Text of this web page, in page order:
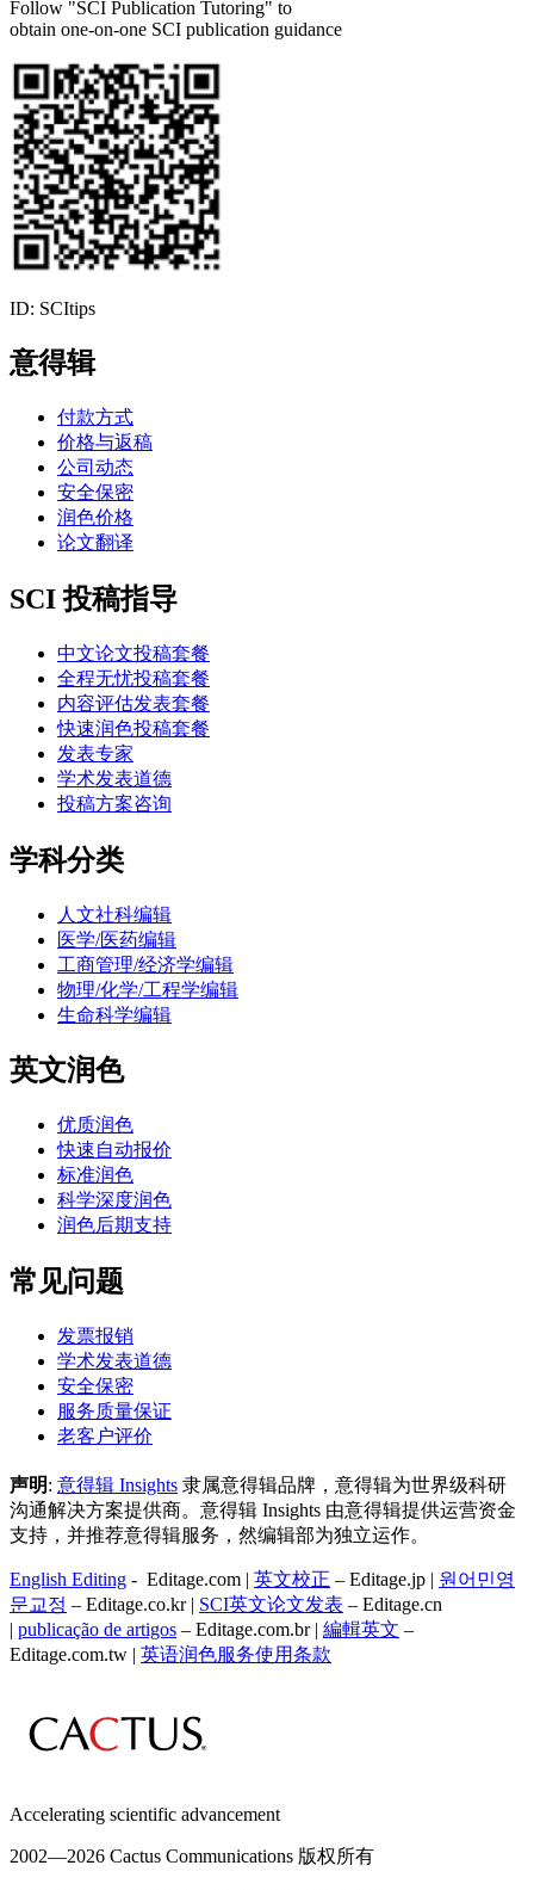
Follow "SCI Publication Tutoring" to
obtain one-on-one SCI publication guidance
ID: SCItips
意得辑
付款方式
价格与返稿
公司动态
安全保密
润色价格
论文翻译
SCI 投稿指导
中文论文投稿套餐
全程无忧投稿套餐
内容评估发表套餐
快速润色投稿套餐
发表专家
学术发表道德
投稿方案咨询
学科分类
人文社科编辑
医学/医药编辑
工商管理/经济学编辑
物理/化学/工程学编辑
生命科学编辑
英文润色
优质润色
快速自动报价
标准润色
科学深度润色
润色后期支持
常见问题
发票报销
学术发表道德
安全保密
服务质量保证
老客户评价
声明: 意得辑 Insights 隶属意得辑品牌，意得辑为世界级科研
沟通解决方案提供商。意得辑 Insights 由意得辑提供运营资金
支持，并推荐意得辑服务，然编辑部为独立运作。
English Editing - Editage.com | 英文校正 – Editage.jp | 원어민영
문교정 – Editage.co.kr | SCI英文论文发表 – Editage.cn
| publicação de artigos – Editage.com.br | 編輯英文 –
Editage.com.tw | 英语润色服务使用条款
Accelerating scientific advancement
2002—2026 Cactus Communications 版权所有